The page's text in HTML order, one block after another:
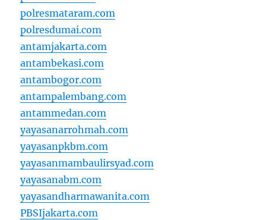
polresmataram.com
polresdumai.com
antamjakarta.com
antambekasi.com
antambogor.com
antampalembang.com
antammedan.com
yayasanarrohmah.com
yayasanpkbm.com
yayasanmambaulirsyad.com
yayasanabm.com
yayasandharmawanita.com
PBSIjakarta.com